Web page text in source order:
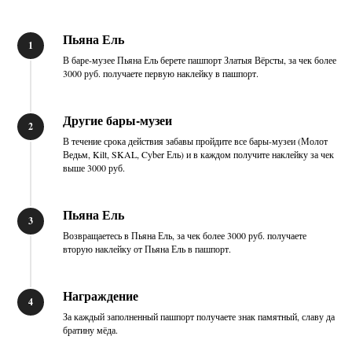
Пьяна Ель
В баре-музее Пьяна Ель берете пашпорт Златыя Вёрсты, за чек более
3000 руб. получаете первую наклейку в пашпорт.
Другие бары-музеи
В течение срока действия забавы пройдите все бары-музеи (Молот
Ведьм, Kilt, SKAL, Cyber Ель) и в каждом получите наклейку за чек
выше 3000 руб.
Пьяна Ель
Возвращаетесь в Пьяна Ель, за чек более 3000 руб. получаете
вторую наклейку от Пьяна Ель в пашпорт.
Награждение
За каждый заполненный пашпорт получаете знак памятный, славу да
братину мёда.